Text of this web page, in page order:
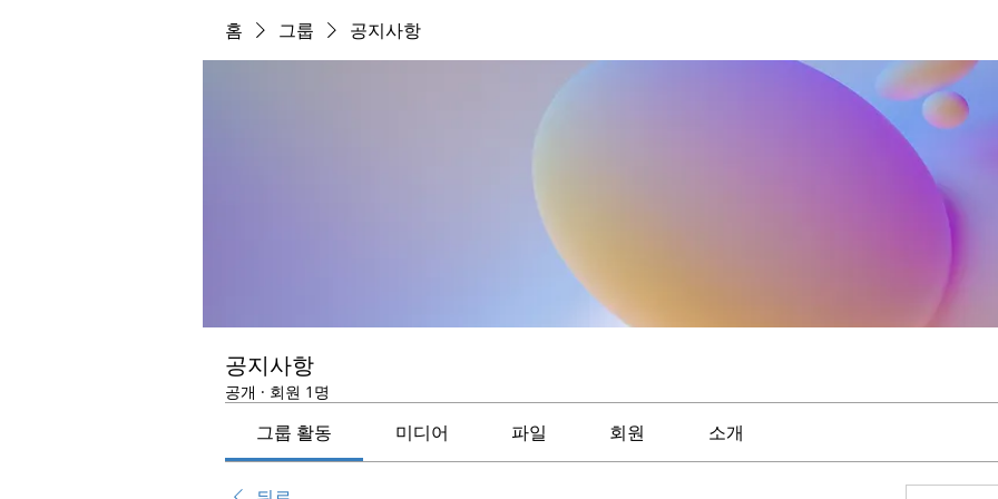
홈 그룹 공지사항
공지사항
공개 · 회원 1명
그룹 활동 미디어 파일 회원 소개